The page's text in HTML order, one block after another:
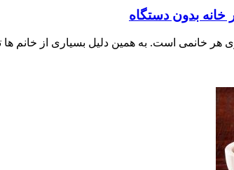
خانمی است. به همین دلیل بسیاری از خانم ها